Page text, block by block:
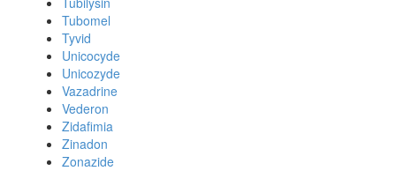
Tubomel
Tyvid
Unicocyde
Unicozyde
Vazadrine
Vederon
Zidafimia
Zinadon
Zonazide